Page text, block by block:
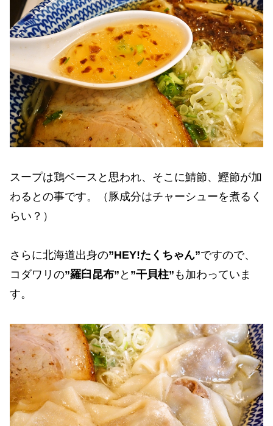
スープは鶏ベースと思われ、そこに鯖節、鰹節が加
わるとの事です。（豚成分はチャーシューを煮るく
らい？）
さらに北海道出身の”HEY!たくちゃん”ですので、
コダワリの”羅臼昆布” と ”干貝柱” も加わっていま
す。